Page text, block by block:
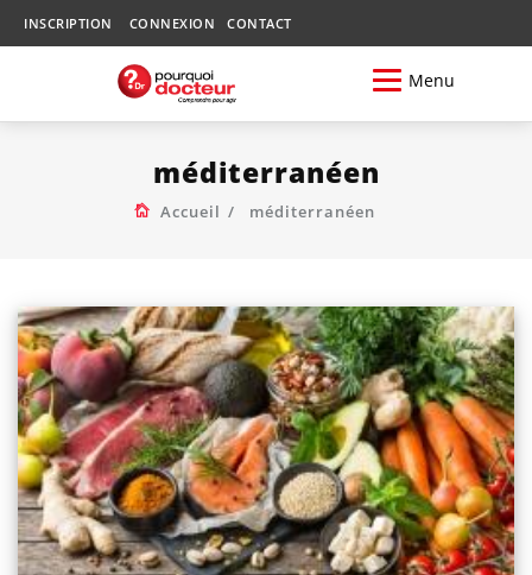
INSCRIPTION CONNEXION CONTACT
Menu
méditerranéen
Accueil méditerranéen